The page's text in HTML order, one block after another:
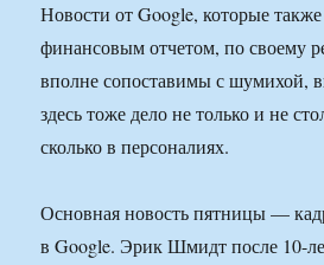
Новости от Google, которые
финансовым отчетом, по своему
вполне сопоставимы с шумихой,
здесь тоже дело не только и не
сколько в персоналиях.
Основная новость пятницы —
в Google. Эрик Шмидт после 10-